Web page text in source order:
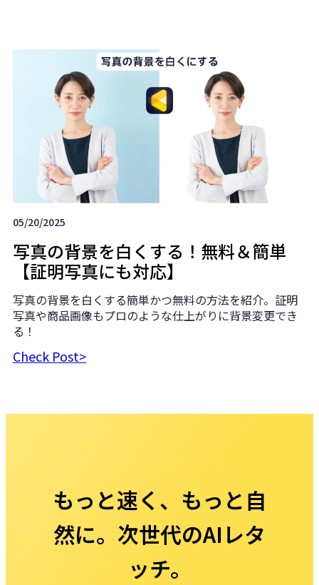
05/20/2025
写真の背景を白くする！無料＆簡単
【証明写真にも対応】
写真の背景を白くする簡単かつ無料の方法を紹介。証明
写真や商品画像もプロのような仕上がりに背景変更でき
る！
Check Post>
もっと速く、もっと自
然に。次世代のAIレタ
ッチ。